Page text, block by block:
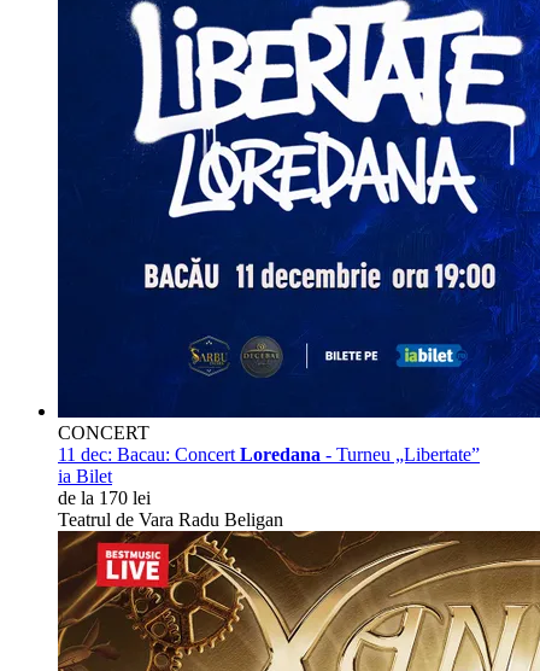
CONCERT
11 dec: Bacau: Concert Loredana - Turneu „Libertate”
ia Bilet
de la 170 lei
Teatrul de Vara Radu Beligan